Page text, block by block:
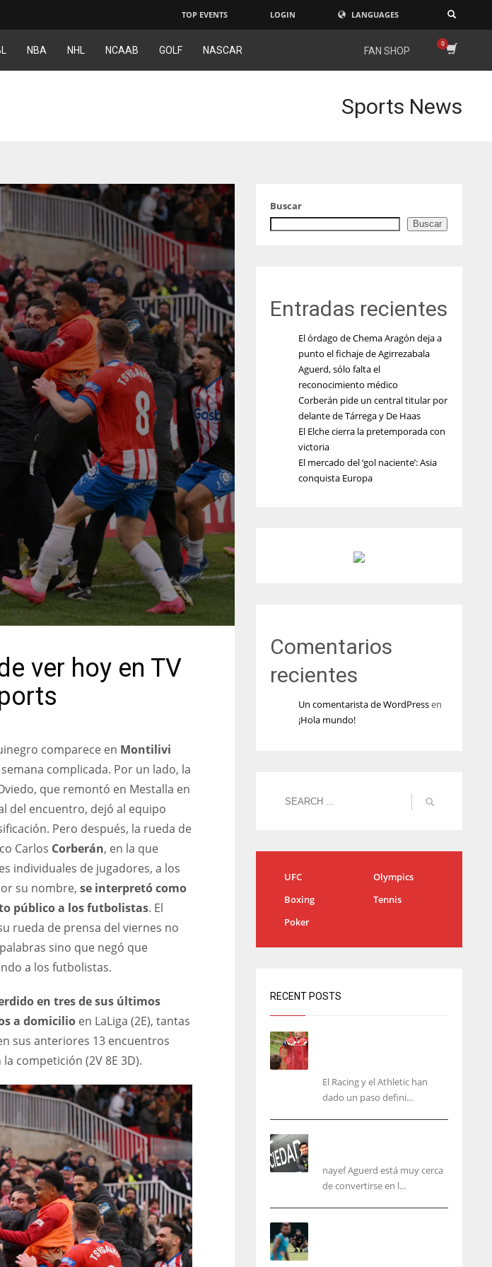
TOP EVENTS LOGIN LANGUAGES
NBA NHL NCAAB GOLF NASCAR FAN SHOP
Sports News
ver hoy en TV
comparece en Montilivi
complicada. Por un lado, la
que remontó en Mestalla en
del encuentro, dejó al equipo
Pero después, la rueda de
Carlos Corberán, en la que
individuales de jugadores, a los
su nombre, se interpretó como
público a los futbolistas. El
rueda de prensa del viernes no
sino que negó que
a los futbolistas.
en tres de sus últimos
a domicilioen LaLiga (2E), tantas
sus anteriores 13 encuentros
competición (2V 8E 3D).
Buscar
Buscar
Entradas recientes
El órdago de Chema Aragón deja a
punto el fichaje de Agirrezabala
Aguerd, sólo falta el
reconocimiento médico
Corberán pide un central titular por
delante de Tárrega y De Haas
El Elche cierra la pretemporada con
victoria
El mercado del ‘gol naciente’: Asia
conquista Europa
Comentarios
recientes
Un comentarista de WordPressen
¡Hola mundo!
UFC
Olympics
Boxing
Tennis
Poker
RECENT POSTS
El Racing y el Athletic han
dado un paso defini...
nayef Aguerd está muy cerca
de convertirse en l...